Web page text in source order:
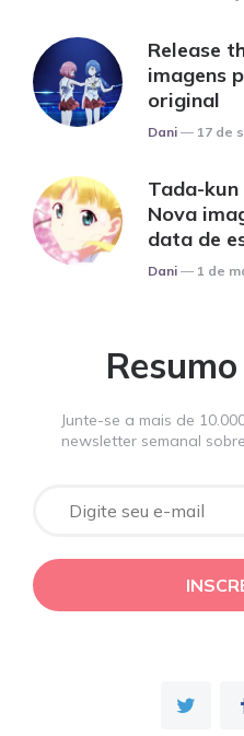
Release
imagens
original
Posted
Dani 17 de
Tada-kun
Nova
data de
Posted
Dani 1 de
Junte-se a mais de
newsletter semanal